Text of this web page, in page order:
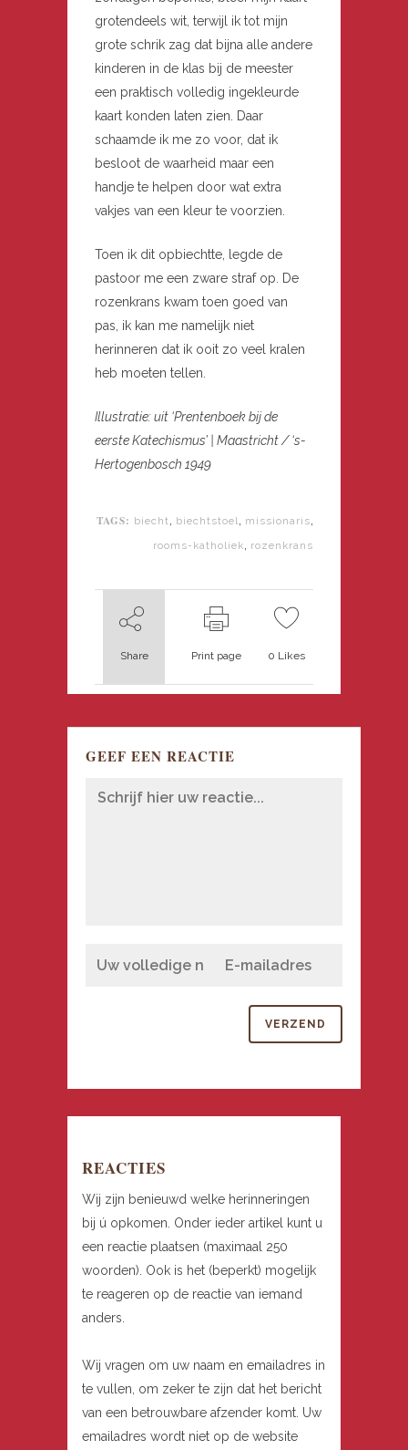
grotendeels wit, terwijl ik tot mijn
grote schrik zag dat bijna alle andere
kinderen in de klas bij de meester
een praktisch volledig ingekleurde
kaart konden laten zien. Daar
schaamde ik me zo voor, dat ik
besloot de waarheid maar een
handje te helpen door wat extra
vakjes van een kleur te voorzien.
Toen ik dit opbiechtte, legde de
pastoor me een zware straf op. De
rozenkrans kwam toen goed van
pas, ik kan me namelijk niet
herinneren dat ik ooit zo veel kralen
heb moeten tellen.
Illustratie: uit ‘Prentenboek bij de
eerste Katechismus’ | Maastricht / ‘s-
Hertogenbosch 1949
TAGS: biecht biechtstoel missionaris
rooms-katholiek rozenkrans
Share Print page 0 Likes
GEEF EEN REACTIE
REACTIES
Wij zijn benieuwd welke herinneringen
bij ú opkomen. Onder ieder artikel kunt u
een reactie plaatsen (maximaal 250
woorden). Ook is het (beperkt) mogelijk
te reageren op de reactie van iemand
anders.
Wij vragen om uw naam en emailadres in
te vullen, om zeker te zijn dat het bericht
van een betrouwbare afzender komt. Uw
emailadres wordt niet op de website